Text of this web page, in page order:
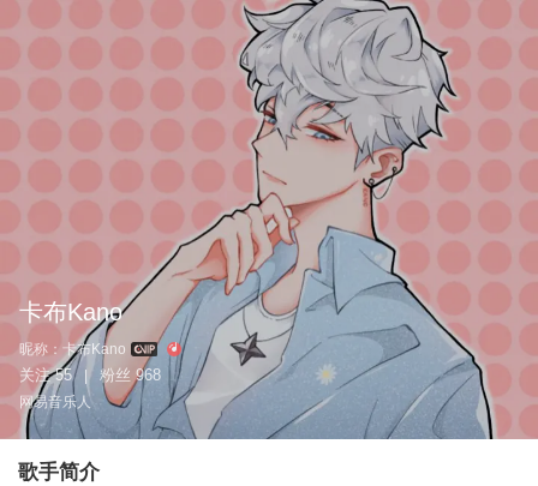
卡布Kano
昵称： 卡布Kano
关注 55 粉丝 968
网易音乐人
歌手简介